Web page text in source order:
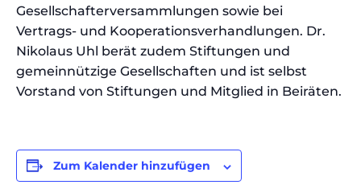
Gesellschafterversammlungen sowie bei
Vertrags- und Kooperationsverhandlungen. Dr.
Nikolaus Uhl berät zudem Stiftungen und
gemeinnützige Gesellschaften und ist selbst
Vorstand von Stiftungen und Mitglied in Beiräten.
Zum Kalender hinzufügen